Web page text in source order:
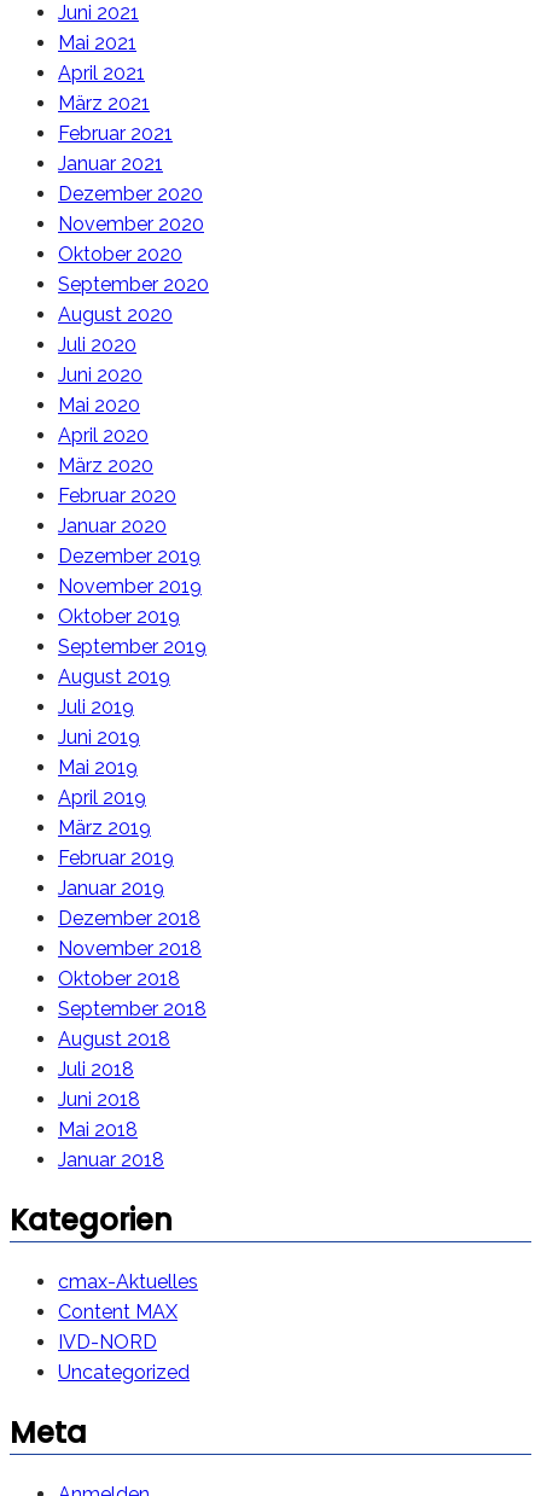
Juni 2021
Mai 2021
April 2021
März 2021
Februar 2021
Januar 2021
Dezember 2020
November 2020
Oktober 2020
September 2020
August 2020
Juli 2020
Juni 2020
Mai 2020
April 2020
März 2020
Februar 2020
Januar 2020
Dezember 2019
November 2019
Oktober 2019
September 2019
August 2019
Juli 2019
Juni 2019
Mai 2019
April 2019
März 2019
Februar 2019
Januar 2019
Dezember 2018
November 2018
Oktober 2018
September 2018
August 2018
Juli 2018
Juni 2018
Mai 2018
Januar 2018
Kategorien
cmax-Aktuelles
Content MAX
IVD-NORD
Uncategorized
Meta